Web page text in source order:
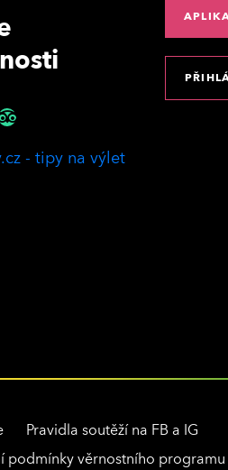
Pravidla soutěží na FB a IG
podmínky věrnostního programu